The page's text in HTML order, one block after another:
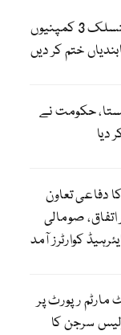
امریکا نے ایران سے منسلک 3 کمپنیوں
حکومت نے
دیا
دفاعی تعاون
صومالی
کوارٹرز آمد
رپورٹ پر
سرجن کا